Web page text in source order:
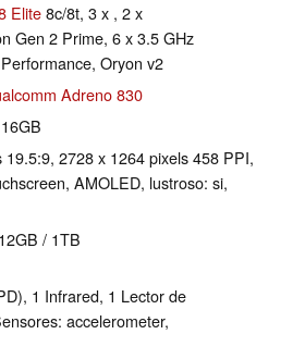
Elite8c/8t, 3 x , 2 x
Gen 2 Prime, 6 x 3.5 GHz
Oryon v2
Adreno 830
19.5:9, 2728 x 1264 pixels 458 PPI,
AMOLED, lustroso: si,
/ 1TB
1 Infrared, 1 Lector de
accelerometer,